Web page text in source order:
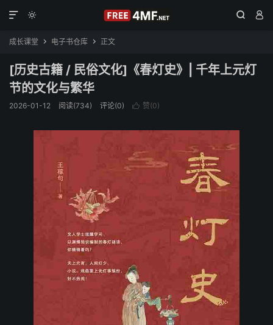
  

成长课堂  电子书仓库  正文
[历史古籍 / 民俗文化]《春灯史》| 千年上元灯
节的文化与繁华
2026-01-12 阅读(734) 评论(0)  赞(0)